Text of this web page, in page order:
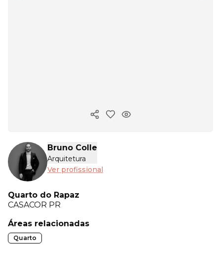
Copiar link
Bruno Colle
Arquitetura
Ver profissional
Quarto do Rapaz
CASACOR PR
Áreas relacionadas
Quarto